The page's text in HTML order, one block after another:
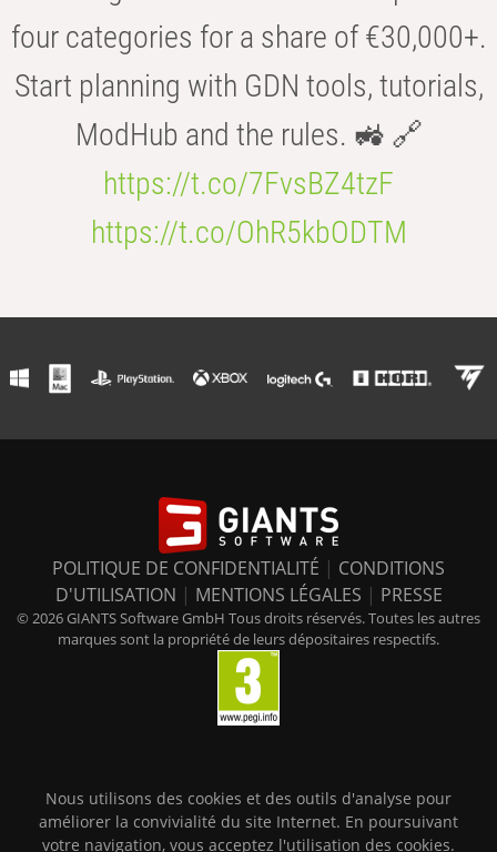
four categories for a share of €30,000+.
Start planning with GDN tools, tutorials,
ModHub and the rules. 🚜 🔗
https://t.co/7FvsBZ4tzF
https://t.co/OhR5kbODTM
POLITIQUE DE CONFIDENTIALITÉ | CONDITIONS
D'UTILISATION | MENTIONS LÉGALES | PRESSE
© 2026 GIANTS Software GmbH Tous droits réservés. Toutes les autres
marques sont la propriété de leurs dépositaires respectifs.
Nous utilisons des cookies et des outils d'analyse pour
améliorer la convivialité du site Internet. En poursuivant
votre navigation, vous acceptez l'utilisation des cookies.